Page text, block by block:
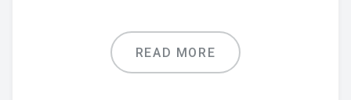
READ MORE